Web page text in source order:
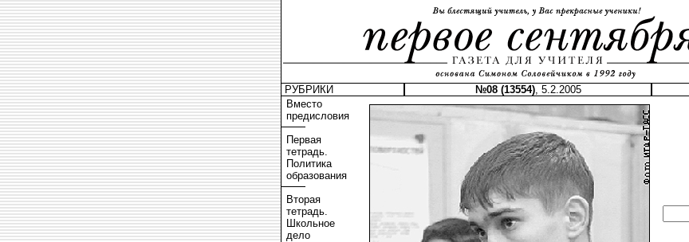
РУБРИКИ №08 (13554), 5.2.2005
Вместо
предисловия
Первая
тетрадь.
Политика
образования
Вторая
тетрадь.
Школьное
дело